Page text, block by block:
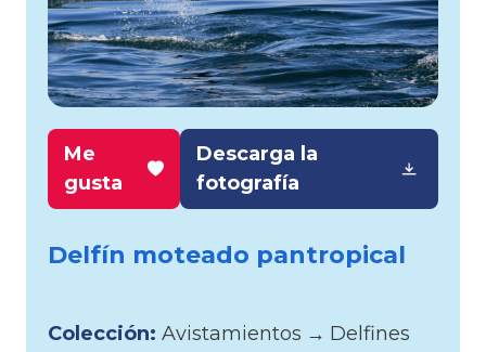
Me
gusta
Descarga la
fotografía
Delfín moteado pantropical
Colección: Avistamientos → Delfines